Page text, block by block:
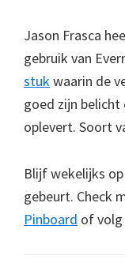
Jason Frasca
gebruik van
stukwaarin de
goed zijn belicht
oplevert. Soort
Blijf wekelijks
gebeurt. Check
Pinboard of